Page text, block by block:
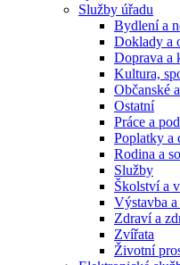
Služby úřadu
Bydlení a
Doklady a
Doprava a
Kultura,
Občanské
Ostatní
Práce a
Poplatky a
Rodina a
Služby
Školství a
Výstavba a
Zdraví a
Zvířata
Životní